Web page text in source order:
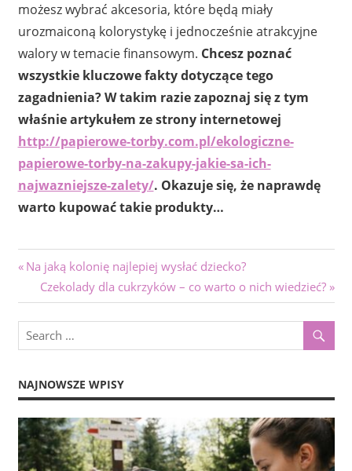
możesz wybrać akcesoria, które będą miały
urozmaiconą kolorystykę i jednocześnie atrakcyjne
walory w temacie finansowym. Chcesz poznać
wszystkie kluczowe fakty dotyczące tego
zagadnienia? W takim razie zapoznaj się z tym
właśnie artykułem ze strony internetowej
http://papierowe-torby.com.pl/ekologiczne-
papierowe-torby-na-zakupy-jakie-sa-ich-
najwazniejsze-zalety/. Okazuje się, że naprawdę
warto kupować takie produkty…
Nawigacja
wpisu
Previous
Post:
Na jaką kolonię najlepiej wysłać dziecko?
Next
Post:
Czekolady dla cukrzyków – co warto o nich wiedzieć?
NAJNOWSZE WPISY